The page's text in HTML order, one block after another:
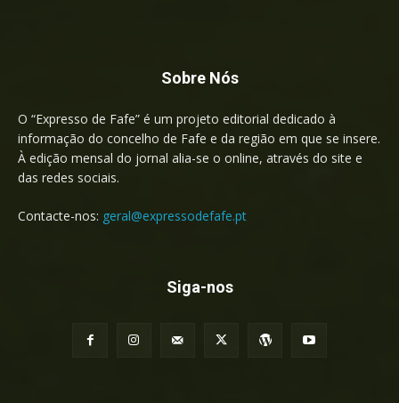
Sobre Nós
O “Expresso de Fafe” é um projeto editorial dedicado à
informação do concelho de Fafe e da região em que se insere.
À edição mensal do jornal alia-se o online, através do site e
das redes sociais.
Contacte-nos: geral@expressodefafe.pt
Siga-nos